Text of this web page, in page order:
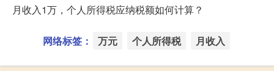
月收入1万，个人所得税应纳税额如何计算？
网络标签： 万元 个人所得税 月收入